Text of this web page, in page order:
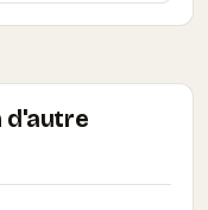
d'autre